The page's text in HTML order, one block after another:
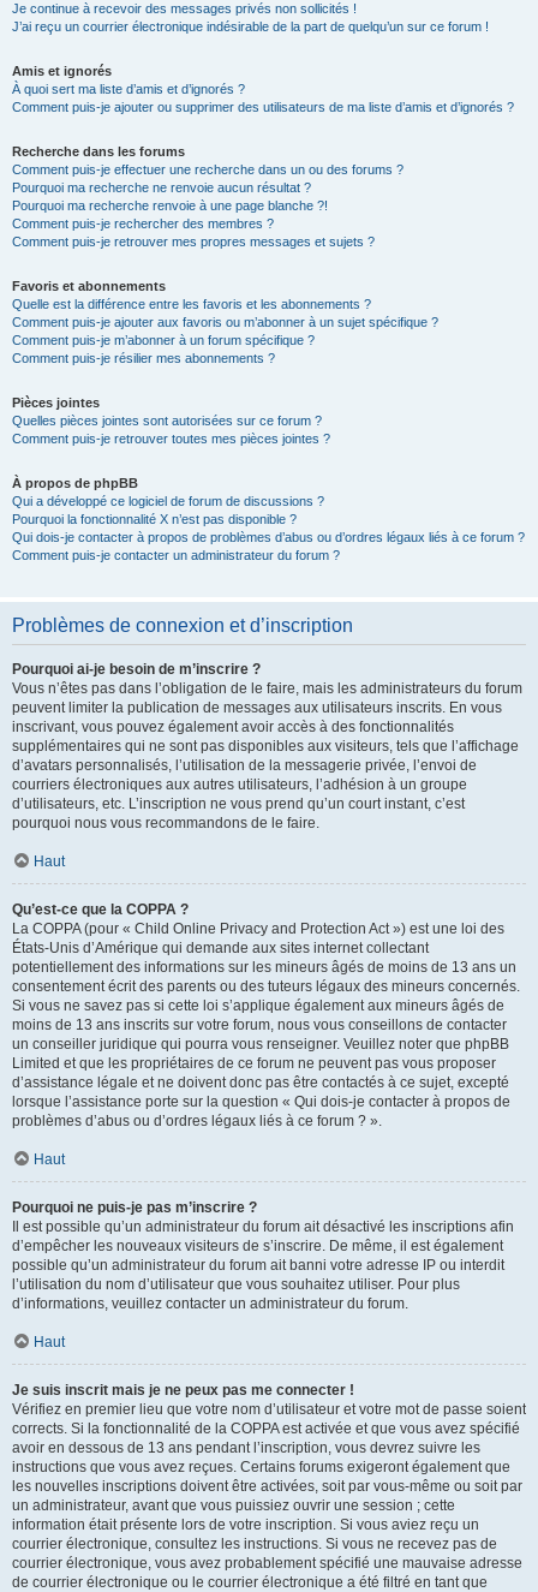
Je continue à recevoir des messages privés non sollicités !
J’ai reçu un courrier électronique indésirable de la part de quelqu’un sur ce forum !
Amis et ignorés
À quoi sert ma liste d’amis et d’ignorés ?
Comment puis-je ajouter ou supprimer des utilisateurs de ma liste d’amis et d’ignorés ?
Recherche dans les forums
Comment puis-je effectuer une recherche dans un ou des forums ?
Pourquoi ma recherche ne renvoie aucun résultat ?
Pourquoi ma recherche renvoie à une page blanche ?!
Comment puis-je rechercher des membres ?
Comment puis-je retrouver mes propres messages et sujets ?
Favoris et abonnements
Quelle est la différence entre les favoris et les abonnements ?
Comment puis-je ajouter aux favoris ou m’abonner à un sujet spécifique ?
Comment puis-je m’abonner à un forum spécifique ?
Comment puis-je résilier mes abonnements ?
Pièces jointes
Quelles pièces jointes sont autorisées sur ce forum ?
Comment puis-je retrouver toutes mes pièces jointes ?
À propos de phpBB
Qui a développé ce logiciel de forum de discussions ?
Pourquoi la fonctionnalité X n’est pas disponible ?
Qui dois-je contacter à propos de problèmes d’abus ou d’ordres légaux liés à ce forum ?
Comment puis-je contacter un administrateur du forum ?
Problèmes de connexion et d’inscription
Pourquoi ai-je besoin de m’inscrire ?
Vous n’êtes pas dans l’obligation de le faire, mais les administrateurs du forum
peuvent limiter la publication de messages aux utilisateurs inscrits. En vous
inscrivant, vous pouvez également avoir accès à des fonctionnalités
supplémentaires qui ne sont pas disponibles aux visiteurs, tels que l’affichage
d’avatars personnalisés, l’utilisation de la messagerie privée, l’envoi de
courriers électroniques aux autres utilisateurs, l’adhésion à un groupe
d’utilisateurs, etc. L’inscription ne vous prend qu’un court instant, c’est
pourquoi nous vous recommandons de le faire.
Haut
Qu’est-ce que la COPPA ?
La COPPA (pour « Child Online Privacy and Protection Act ») est une loi des
États-Unis d’Amérique qui demande aux sites internet collectant
potentiellement des informations sur les mineurs âgés de moins de 13 ans un
consentement écrit des parents ou des tuteurs légaux des mineurs concernés.
Si vous ne savez pas si cette loi s’applique également aux mineurs âgés de
moins de 13 ans inscrits sur votre forum, nous vous conseillons de contacter
un conseiller juridique qui pourra vous renseigner. Veuillez noter que phpBB
Limited et que les propriétaires de ce forum ne peuvent pas vous proposer
d’assistance légale et ne doivent donc pas être contactés à ce sujet, excepté
lorsque l’assistance porte sur la question « Qui dois-je contacter à propos de
problèmes d’abus ou d’ordres légaux liés à ce forum ? ».
Haut
Pourquoi ne puis-je pas m’inscrire ?
Il est possible qu’un administrateur du forum ait désactivé les inscriptions afin
d’empêcher les nouveaux visiteurs de s’inscrire. De même, il est également
possible qu’un administrateur du forum ait banni votre adresse IP ou interdit
l’utilisation du nom d’utilisateur que vous souhaitez utiliser. Pour plus
d’informations, veuillez contacter un administrateur du forum.
Haut
Je suis inscrit mais je ne peux pas me connecter !
Vérifiez en premier lieu que votre nom d’utilisateur et votre mot de passe soient
corrects. Si la fonctionnalité de la COPPA est activée et que vous avez spécifié
avoir en dessous de 13 ans pendant l’inscription, vous devrez suivre les
instructions que vous avez reçues. Certains forums exigeront également que
les nouvelles inscriptions doivent être activées, soit par vous-même ou soit par
un administrateur, avant que vous puissiez ouvrir une session ; cette
information était présente lors de votre inscription. Si vous aviez reçu un
courrier électronique, consultez les instructions. Si vous ne recevez pas de
courrier électronique, vous avez probablement spécifié une mauvaise adresse
de courrier électronique ou le courrier électronique a été filtré en tant que